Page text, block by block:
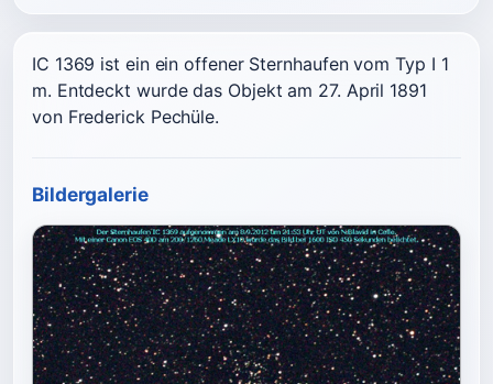
IC 1369 ist ein ein offener Sternhaufen vom Typ I 1
m. Entdeckt wurde das Objekt am 27. April 1891
von Frederick Pechüle.
Bildergalerie